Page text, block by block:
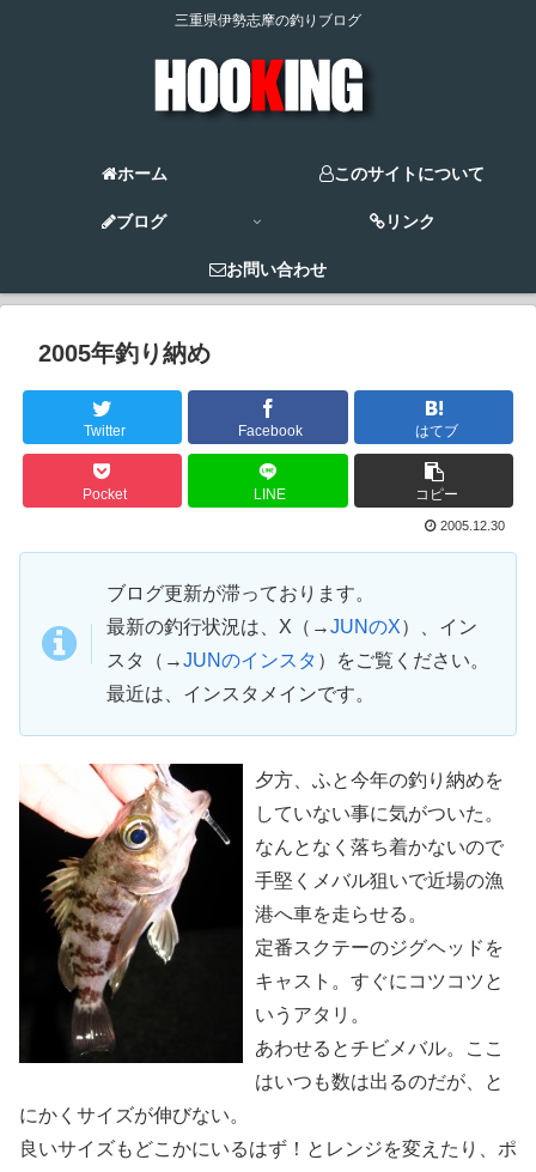
三重県伊勢志摩の釣りブログ
ホーム このサイトについて
ブログ リンク
お問い合わせ
2005年釣り納め
Twitter Facebook はてブ
Pocket LINE コピー
2005.12.30
ブログ更新が滞っております。
最新の釣行状況は、X（→JUNのX）、イン
スタ（→JUNのインスタ ）をご覧ください。
最近は、インスタメインです。
夕方、ふと今年の釣り納めを
していない事に気がついた。
なんとなく落ち着かないので
手堅くメバル狙いで近場の漁
港へ車を走らせる。
定番スクテーのジグヘッドを
キャスト。すぐにコツコツと
いうアタリ。
あわせるとチビメバル。ここ
はいつも数は出るのだが、と
にかくサイズが伸びない。
良いサイズもどこかにいるはず！とレンジを変えたり、ポ